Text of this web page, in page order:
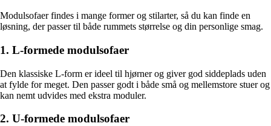
Modulsofaer findes i mange former og stilarter, så du kan finde en
løsning, der passer til både rummets størrelse og din personlige smag.
1. L-formede modulsofaer
Den klassiske L-form er ideel til hjørner og giver god siddeplads uden
at fylde for meget. Den passer godt i både små og mellemstore stuer og
kan nemt udvides med ekstra moduler.
2. U-formede modulsofaer